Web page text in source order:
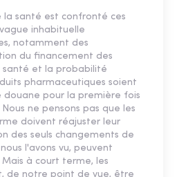
la santé est confronté ces
inhabituelle
notamment des
du financement des
santé et la probabilité
pharmaceutiques soient
douane pour la première fois
ne pensons pas que les
doivent réajuster leur
des seuls changements de
l'avons vu, peuvent
à court terme, les
de notre point de vue, être